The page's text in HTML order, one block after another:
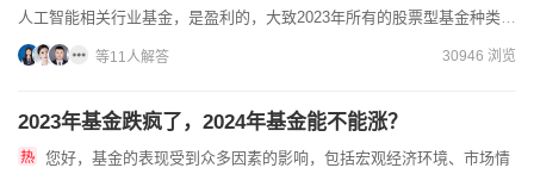
人工智能相关行业基金，是盈利的，大致2023年所有的股票型基金种类
中，有80%都是亏损，基金适合做长线，同时也适合做定投...
等11人解答 30946 浏览
2023年基金跌疯了，2024年基金能不能涨？